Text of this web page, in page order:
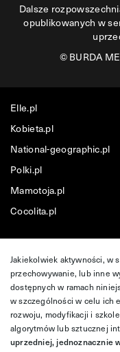
Dalsze
opublikowanych w
©BURDA
Elle.pl
Kobieta.pl
National-geographic.pl
Polki.pl
Mamotoja.pl
Cocolita.pl
Jakiekolwiek aktywności, w
przechowywanie, lub inne
dostępnych w ramach
w szczególności w celu ich
rozwoju, modyfikacji i
algorytmów lub sztucznej
uprzedniej, jednoznacznie